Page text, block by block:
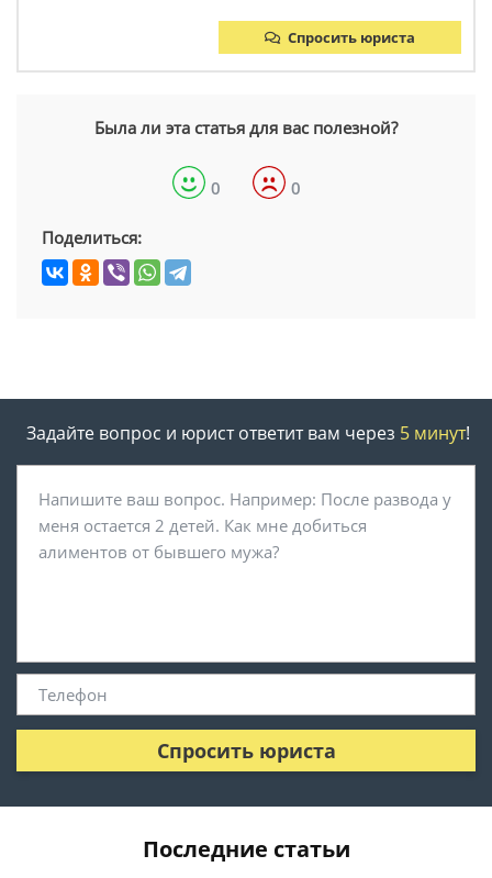
Спросить юриста
Была ли эта статья для вас полезной?
0 0
Поделиться:
Задайте вопрос и юрист ответит вам через 5 минут!
Спросить юриста
Последние статьи